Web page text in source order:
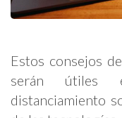
Estos consejos
serán útiles
distanciamiento